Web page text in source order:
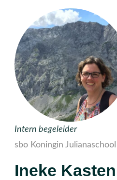
Intern begeleider
sbo Koningin Julianaschool
Ineke